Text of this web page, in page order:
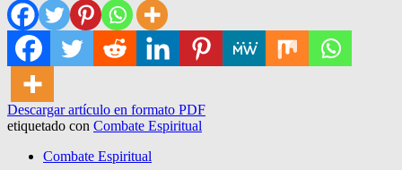
Descargar artículo en formato PDF
etiquetado con Combate Espiritual
Combate Espiritual